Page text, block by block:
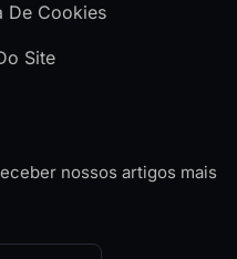
De Cookies
Site
nossos artigos mais